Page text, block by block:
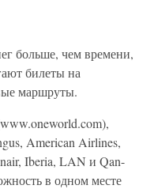
больше, чем времени,
билеты на
маршруты.
American Airlines,
Iberia, LAN и Qan-
в одном месте